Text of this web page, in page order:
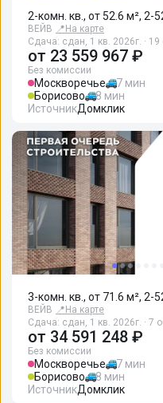
2-комн. кв., от 52.6 м², 2-
ВЕЙВ 📍 На карте
Сдача: сдан, 1 кв. 2026г. ·
от 23 559 967 ₽
Без комиссии
Москворечье
7 мин
Борисово
8 мин
ИсточникДомклик
3-комн. кв., от 71.6 м², 2-
ВЕЙВ 📍 На карте
Сдача: сдан, 1 кв. 2026г. · 7
от 34 591 248 ₽
Без комиссии
Москворечье
7 мин
Борисово
8 мин
ИсточникДомклик